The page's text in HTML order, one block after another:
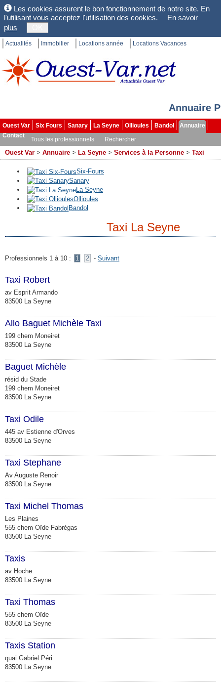
Les cookies assurent le bon fonctionnement de notre site. En
l'utilisant vous acceptez l'utilisation des cookies.
En savoir
plus
Actualités Immobilier Locations année Locations Vacances
Annuaire
Ouest Var Six Fours Sanary La Seyne Ollioules Bandol
Annuaire
Contact
Tous les professionnels Rechercher
Ouest Var > Annuaire > La Seyne > Services à la Personne > Taxi
Six-Fours
Sanary
La Seyne
Ollioules
Bandol
Taxi La Seyne
Professionnels 1 à 10 : 1 2 - Suivant
Taxi Robert
av Esprit Armando
83500 La Seyne
Allo Baguet Michèle Taxi
199 chem Moneiret
83500 La Seyne
Baguet Michèle
résid du Stade
199 chem Moneiret
83500 La Seyne
Taxi Odile
445 av Estienne d'Orves
83500 La Seyne
Taxi Stephane
Av Auguste Renoir
83500 La Seyne
Taxi Michel Thomas
Les Plaines
555 chem Oïde Fabrégas
83500 La Seyne
Taxis
av Hoche
83500 La Seyne
Taxi Thomas
555 chem Oïde
83500 La Seyne
Taxis Station
quai Gabriel Péri
83500 La Seyne